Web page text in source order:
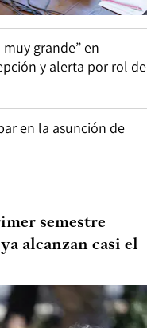
grande” en
y alerta por rol de
en la asunción de
semestre
alcanzan casi el